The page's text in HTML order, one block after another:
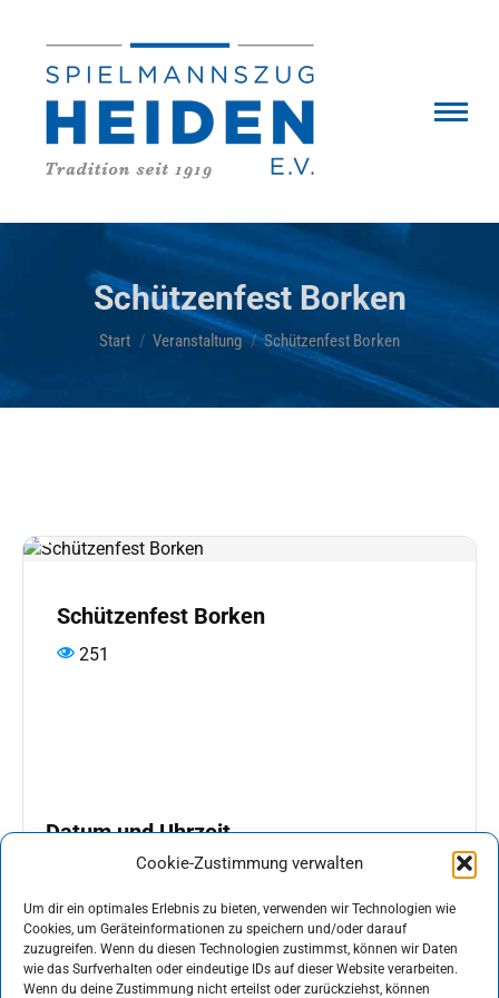
Cookie-Zustimmung verwalten
Um dir ein optimales Erlebnis zu bieten, verwenden wir Technologien wie
Cookies, um Geräteinformationen zu speichern und/oder darauf
zuzugreifen. Wenn du diesen Technologien zustimmst, können wir Daten
wie das Surfverhalten oder eindeutige IDs auf dieser Website verarbeiten.
Wenn du deine Zustimmung nicht erteilst oder zurückziehst, können
Schützenfest Borken
Sie befinden sich hier:
Start Veranstaltung Schützenfest Borken
Schützenfest Borken
251
Datum und Uhrzeit
29.08.2026bis
Ort
Borken